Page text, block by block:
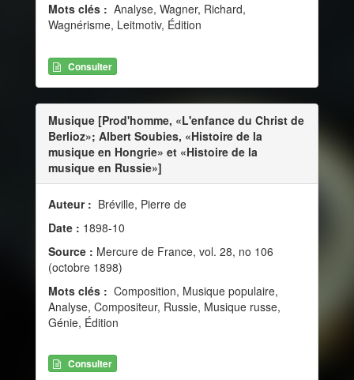
Mots clés : Analyse, Wagner, Richard,
Wagnérisme, Leitmotiv, Édition
Consulter
Musique [Prod'homme, «L'enfance du Christ de
Berlioz»; Albert Soubies, «Histoire de la
musique en Hongrie» et «Histoire de la
musique en Russie»]
Auteur : Bréville, Pierre de
Date : 1898-10
Source : Mercure de France, vol. 28, no 106
(octobre 1898)
Mots clés : Composition, Musique populaire,
Analyse, Compositeur, Russie, Musique russe,
Génie, Édition
Consulter